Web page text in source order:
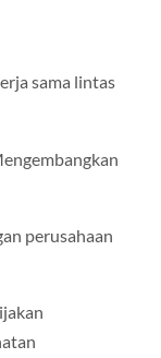
sama lintas
perusahaan